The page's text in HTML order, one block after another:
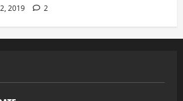
2019 2